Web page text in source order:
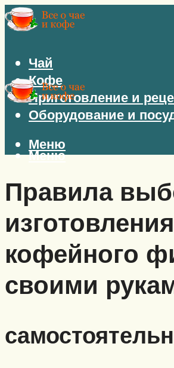
Чай
Кофе
Приготовление и
Оборудование и
Меню
Меню
Правила
изготовления
кофейного
своими